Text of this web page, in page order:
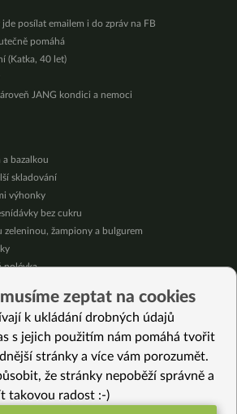
posílat emailem i do zpráv na FB
pomáhá
(Katka, 40 let)
JANG kondici a nemoci
bazalkou
skladování
výhonky
bez cukru
zeleninou, žampiony a bulgurem
polévka
bylinkami
i ti, kteří jinak cizrnu nejedí
musíme zeptat na cookies
k ukládání drobných údajů
s jejich použitím nám pomáhá tvořit
stránky a více vám porozumět.
že stránky nepoběží správně a
takovou radost :-)